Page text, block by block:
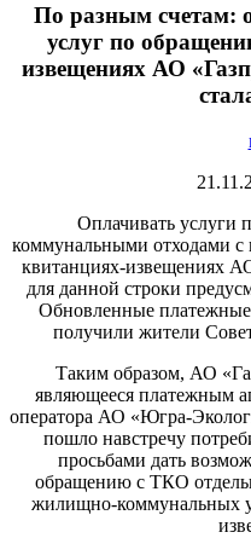
По разным счетам:
услуг по
извещениях АО
Оплачивать услуги
коммунальными отходами c
квитанциях-извещениях
для данной строки
Обновленные
получили жители
Таким образом, АО
являющееся платежным
оператора АО «Югра-
пошло навстречу
просьбами дать
обращению с ТКО
жилищно-коммунальных